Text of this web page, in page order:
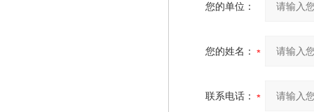
您的单位：
您的姓名：
联系电话：